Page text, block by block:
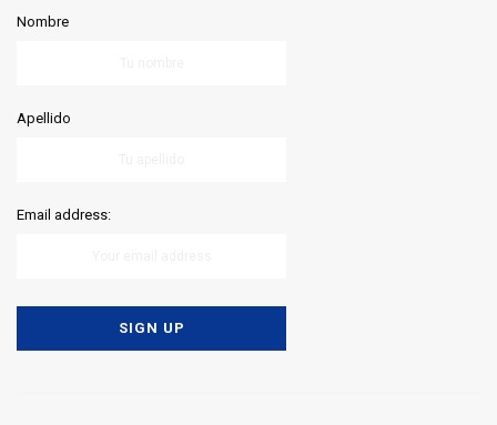
Nombre
Apellido
Email address: